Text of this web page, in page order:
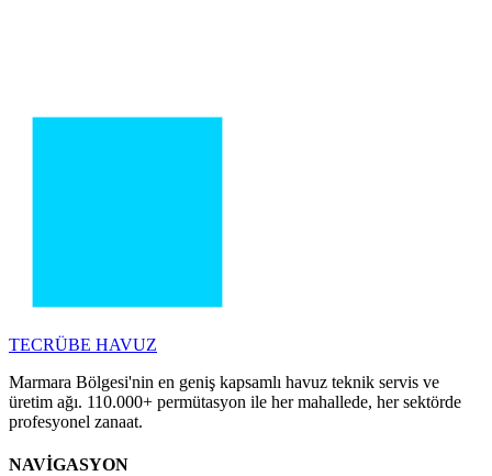
TECRÜBE HAVUZ
Marmara Bölgesi'nin en geniş kapsamlı havuz teknik servis ve
üretim ağı. 110.000+ permütasyon ile her mahallede, her sektörde
profesyonel zanaat.
NAVİGASYON